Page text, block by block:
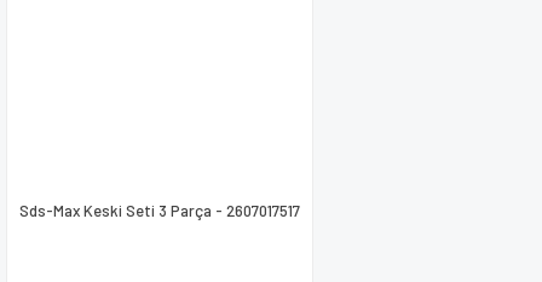
Sds-Max Keski Seti 3 Parça - 2607017517